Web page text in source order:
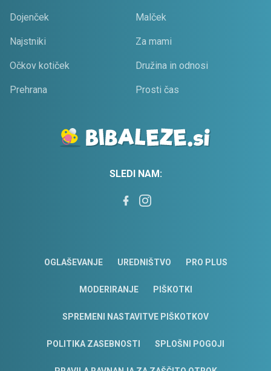
Dojenček Malček
Najstniki Za mami
Očkov kotiček Družina in odnosi
Prehrana Prosti čas
SLEDI NAM:
OGLAŠEVANJE UREDNIŠTVO PRO PLUS
MODERIRANJE PIŠKOTKI
SPREMENI NASTAVITVE PIŠKOTKOV
POLITIKA ZASEBNOSTI SPLOŠNI POGOJI